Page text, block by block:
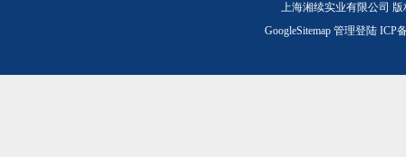
上海湘续实业有限公司
GoogleSitemap 管理登陆ICP